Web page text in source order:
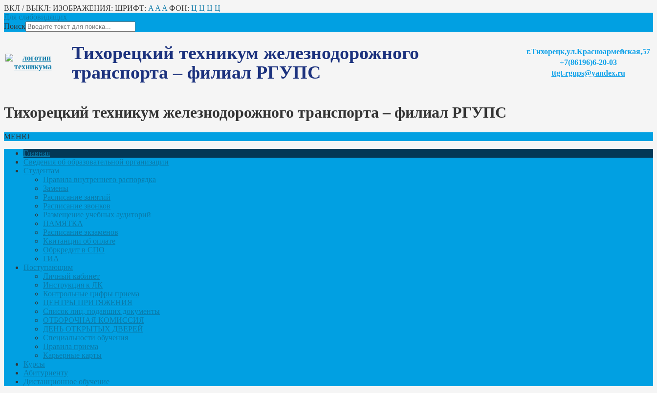
ВКЛ / ВЫКЛ: ИЗОБРАЖЕНИЯ: ШРИФТ: A A A ФОН: Ц Ц Ц Ц
Для слабовидящих
Поиск
Тихорецкий техникум железнодорожного
транспорта – филиал РГУПС
г.Тихорецк,ул.Красноармейская,57
+7(86196)6-20-03
ttgt-rgups@yandex.ru
Тихорецкий техникум железнодорожного транспорта – филиал РГУПС
МЕНЮ
Главная
Сведения об образовательной организации
Студентам
Правила внутреннего распорядка
Замены
Расписание занятий
Расписание звонков
Размещение учебных аудиторий
ПАМЯТКА
Расписание экзаменов
Квитанции об оплате
Обркредит в СПО
ГИА
Поступающим
Личный кабинет
Инструкция к ЛК
Контрольные цифры приема
ЦЕНТРЫ ПРИТЯЖЕНИЯ
Список лиц, подавших документы
ОТБОРОЧНАЯ КОМИССИЯ
ДЕНЬ ОТКРЫТЫХ ДВЕРЕЙ
Специальности обучения
Правила приема
Карьерные карты
Курсы
Абитуриенту
Дистанционное обучение